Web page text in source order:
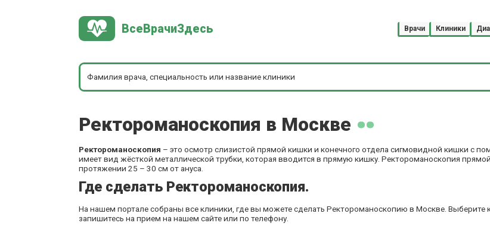
ВсеВрачиЗдесь Врачи Клиники
Ректороманоскопия в Москве
Ректороманоскопия – это осмотр слизистой прямой кишки и конечного отдела сигмовидной кишки с
имеет вид жёсткой металлической трубки, которая вводится в прямую кишку. Ректороманоскопия
протяжении 25 – 30 см от ануса.
Где сделать Ректороманоскопия.
На нашем портале собраны все клиники, где вы можете сделать Ректороманоскопию в Москве.
запишитесь на прием на нашем сайте или по телефону.